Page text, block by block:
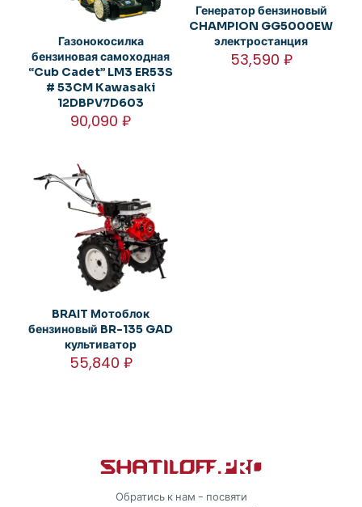
Газонокосилка
бензиновая самоходная
“Cub Cadet” LM3 ER53S
# 53CM Kawasaki
12DBPV7D603
90,090₽
Генератор бензиновый
CHAMPION GG5000EW
электростанция
53,590 ₽
BRAIT Мотоблок
бензиновый BR-135 GAD
культиватор
55,840 ₽
Обратись к нам - посвяти